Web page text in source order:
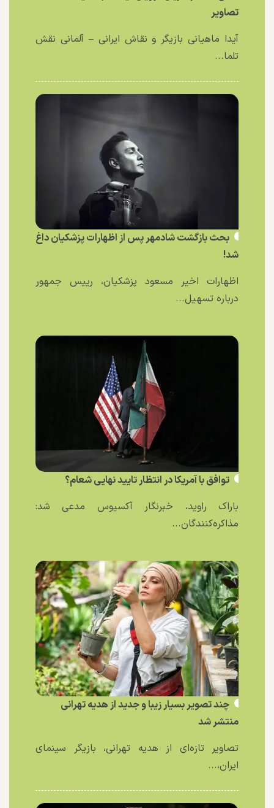
تصاویر
آیدا ماهیانی بازیگر و نقاش ایرانی – آلمانی نقش
تلما...
بحث بازگشت شادمهر پس از اظهارات پزشکیان داغ
شد!
اظهارات اخیر مسعود پزشکیان، رییس جمهور
درباره تسهیل...
توافق با آمریکا در انتظار تایید نهایی شعام؟
باراک راوید، خبرنگار آکسیوس مدعی شد:
مذاکره‌کنندگان...
چند تصویر بسیار زیبا و جدید از هدیه تهرانی
منتشر شد
تصاویر تازه‌ای از هدیه تهرانی، بازیگر سینمای
ایران،...